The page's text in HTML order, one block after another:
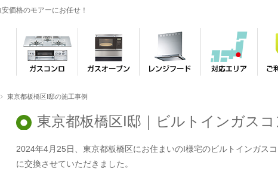
価格のモアーにお任せ！
東京都板橋区I邸の施工事例
東京都板橋区I邸｜ビルトインガスコ
2024年4月25日、東京都板橋区にお住まいのI様宅のビルトインガス
に交換させていただきました。